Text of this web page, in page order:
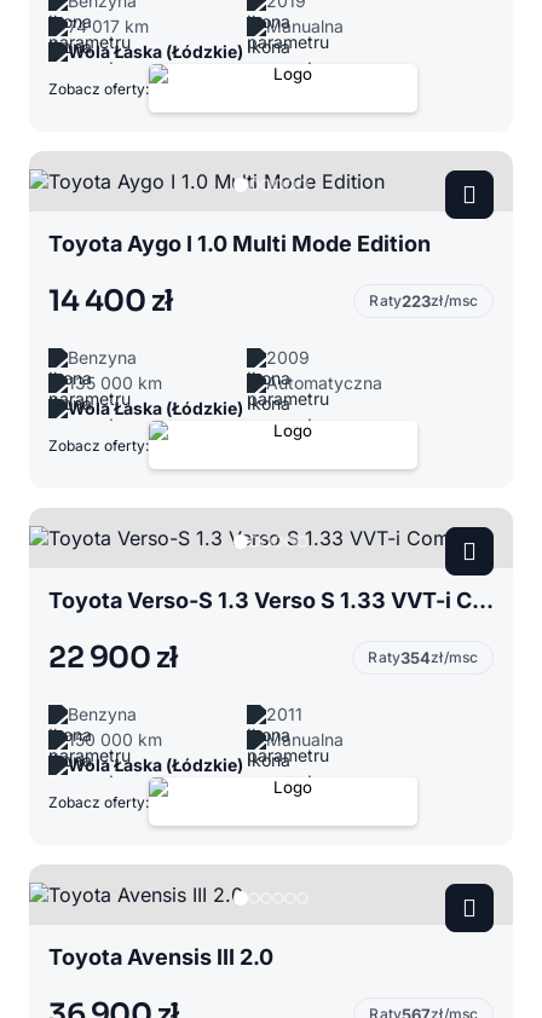
74 017 km
Manualna
Wola Łaska (Łódzkie)
Zobacz oferty:
Toyota Aygo I 1.0 Multi Mode Edition
14 400 zł Raty223zł/msc
Benzyna
2009
135 000 km
Automatyczna
Wola Łaska (Łódzkie)
Zobacz oferty:
Toyota Verso-S 1.3 Verso S 1.33 VVT-i Comfort
22 900 zł Raty354zł/msc
Benzyna
2011
150 000 km
Manualna
Wola Łaska (Łódzkie)
Zobacz oferty:
Toyota Avensis III 2.0
Raty zł/msc